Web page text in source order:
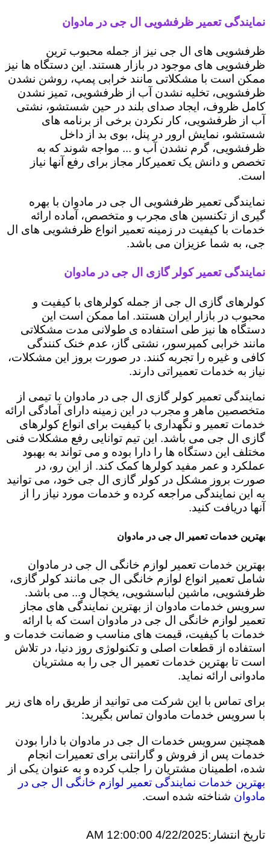
نمایندگی تعمیر ظرفشویی ال جی در مادوان
ظرفشویی های ال جی نیز از جمله محبوب ترین
ظرفشویی های موجود در بازار هستند. این دستگاه ها نیز
ممکن است با مشکلاتی مانند خرابی پمپ، روشن نشدن
ظرفشویی، تخلیه نشدن آب از ظرفشویی، تمیز نشدن
کامل ظروف، ایجاد صدای بلند در حین شستشو، نشتی
آب از ظرفشویی، کار نکردن برخی از برنامه های
شستشو، نمایش ارور در پنل، بوی بد از داخل
ظرفشویی، گرم نشدن آب و ... مواجه شوند که به
تخصص و دانش یک تعمیرکار مجاز برای رفع آنها نیاز
است.
نمایندگی تعمیر ظرفشویی ال جی در مادوان با بهره
گیری از تکنسین های مجرب و متخصص، آماده ارائه
خدمات با کیفیت در زمینه تعمیر انواع ظرفشویی های ال
جی، به شما عزیزان می باشد.
نمایندگی تعمیر کولر گازی ال جی در مادوان
کولرهای گازی ال جی از جمله کولرهای با کیفیت و
محبوب در بازار ایران هستند. اما ممکن است این
دستگاه ها نیز طی استفاده ی طولانی مدت مشکلاتی
مانند خرابی کمپرسور، نشتی گاز، عدم خنک کنندگی
کافی و غیره را تجربه کنند. در صورت بروز این مشکلات،
نیاز به خدمات تعمیراتی دارند.
نمایندگی تعمیر کولر گازی ال جی در مادوان با تیمی از
متخصصین ماهر و مجرب در این زمینه دارای آمادگی ارائه
خدمات تعمیر و نگهداری با کیفیت برای انواع کولرهای
گازی ال جی می باشد. این تیم توانایی رفع مشکلات فنی
مختلف این دستگاه ها را دارا بوده و می تواند به بهبود
عملکرد و عمر مفید کولرها کمک کند. از این رو، در
صورت بروز مشکل در کولر گازی ال جی خود، می توانید
به این نمایندگی مراجعه کرده و خدمات مورد نیاز را از
آنها دریافت کنید.
بهترین خدمات تعمیر ال جی در مادوان
بهترین خدمات تعمیر لوازم خانگی ال جی در مادوان
شامل تعمیر انواع لوازم خانگی ال جی مانند کولر گازی،
ظرفشویی، ماشین لباسشویی، یخچال و... می باشد.
سرویس خدمات مادوان از بهترین نمایندگی های مجاز
تعمیر لوازم خانگی ال جی در مادوان است که با ارائه
خدمات با کیفیت، قیمت های مناسب و ضمانت خدمات و
استفاده از قطعات اصلی و تکنولوژی روز دنیا، در تلاش
است تا بهترین خدمات تعمیر ال جی را به مشتریان
مادوانی ارائه نماید.
برای تماس با این شرکت می توانید از طریق راه های زیر
با سرویس خدمات مادوان تماس بگیرید:
همچنین سرویس خدمات ال جی در مادوان با دارا بودن
خدمات پس از فروش و گارانتی برای تعمیرات انجام
شده، اطمینان مشتریان را جلب کرده و به عنوان یکی از
بهترین خدمات نمایندگی تعمیر لوازم خانگی ال جی در
مادوان شناخته شده است.
تاریخ انتشار:4/22/2025 12:00:00 AM